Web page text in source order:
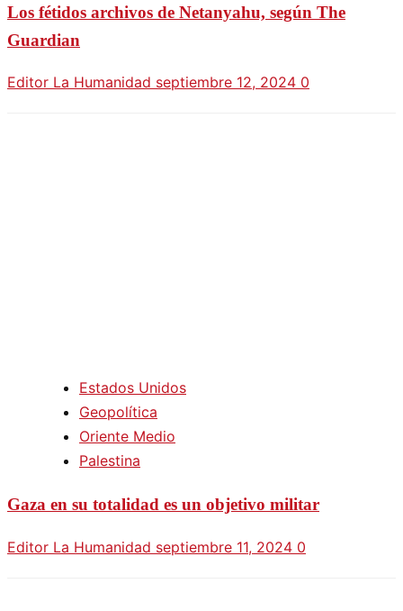
Los fétidos archivos de Netanyahu, según The
Guardian
Editor La Humanidad septiembre 12, 2024 0
Estados Unidos
Geopolítica
Oriente Medio
Palestina
Gaza en su totalidad es un objetivo militar
Editor La Humanidad septiembre 11, 2024 0